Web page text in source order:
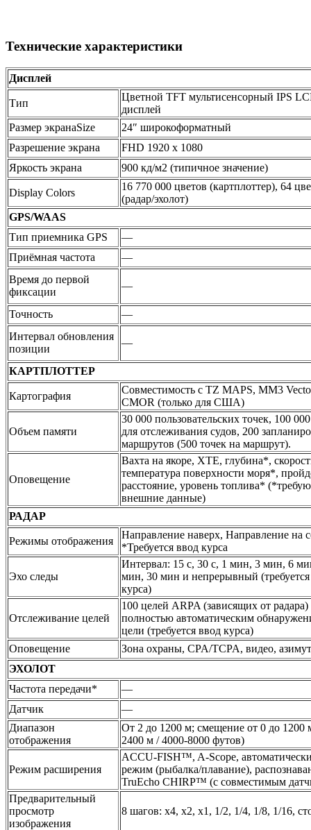
Технические характеристики
Дисплей
Тип
Цветной TFT мультисенсорный IPS
дисплей
Размер экранаSize
24″ широкоформатный
Разрешение экрана
FHD 1920 x 1080
Яркость экрана
900 кд/м2 (типичное значение)
Display Colors
16 770 000 цветов (картплоттер), 64
(радар/эхолот)
GPS/WAAS
Тип приемника GPS
—
Приёмная частота
—
Время до первой
фиксации
—
Точность
—
Интервал обновления
позиции
—
КАРТПЛОТТЕР
Картография
Совместимость с TZ MAPS, MM3
CMOR (только для США)
Объем памяти
30 000 пользовательских точек, 100
для отслеживания судов, 200
маршрутов (500 точек на маршрут).
Оповещение
Вахта на якоре, XTE, глубина*,
температура поверхности моря*,
расстояние, уровень топлива*
внешние данные)
РАДАР
Режимы отображения
Направление наверх, Направление на
*Требуется ввод курса
Эхо следы
Интервал: 15 с, 30 с, 1 мин, 3 мин, 6
мин, 30 мин и непрерывный
курса)
Отслеживание целей
100 целей ARPA (зависящих от радара)
полностью автоматическим
цели (требуется ввод курса)
Оповещение
Зона охраны, CPA/TCPA, видео,
ЭХОЛОТ
Частота передачи*
—
Датчик
—
Диапазон
отображения
От 2 до 1200 м; смещение от 0 до 1200
2400 м / 4000-8000 футов)
Режим расширения
ACCU-FISH™, A-Scope,
режим (рыбалка/плавание),
TruEcho CHIRP™ (с совместимым
Предварительный
просмотр
изображения
8 шагов: х4, х2, х1, 1/2, 1/4, 1/8, 1/16,